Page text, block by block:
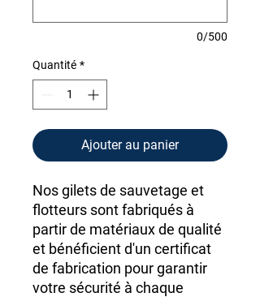
0/500
Quantité *
Ajouter au panier
Nos gilets de sauvetage et
flotteurs sont fabriqués à
partir de matériaux de qualité
et bénéficient d'un certificat
de fabrication pour garantir
votre sécurité à chaque